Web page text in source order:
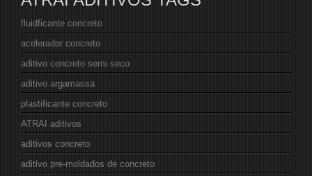
fluidficante concreto
acelerador concreto
aditivo concreto semi seco
aditivo argamassa
plastificante concreto
ATRAI aditivos
aditivos concreto
aditivo pre-moldados de concreto